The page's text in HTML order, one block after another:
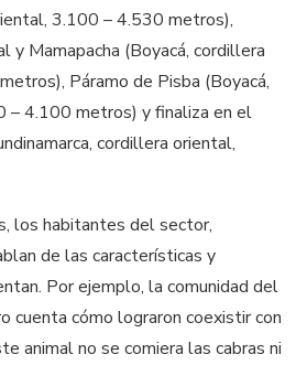
3.100 – 4.530 metros),
y Mamapacha (Boyacá, cordillera
Páramo de Pisba (Boyacá,
– 4.100 metros) y finaliza en el
cordillera oriental,
los habitantes del sector,
de las características y
Por ejemplo, la comunidad del
cuenta cómo lograron coexistir con
animal no se comiera las cabras ni